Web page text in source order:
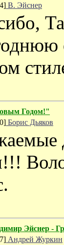
В. Эйснер
Годом!"
Борис Дьяков
Эйснер -
Андрей Журкин